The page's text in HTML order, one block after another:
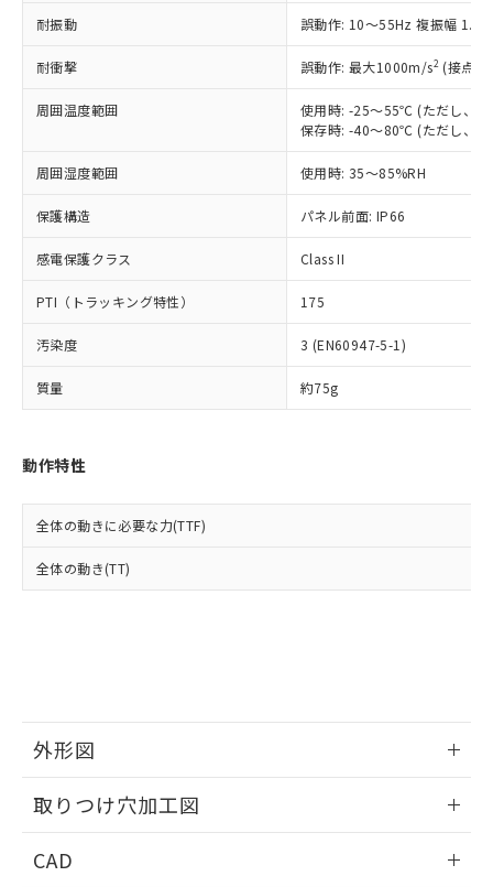
耐振動 誤動作: 10～55Hz 複振幅
耐衝撃 誤動作: 最大1000m/s2 (接点
周囲温度範囲
使用時: -25～55℃ (ただし、氷
保存時: -40～80℃ (ただし、氷
周囲湿度範囲 使用時: 35～85%RH
保護構造 パネル前面: IP66
感電保護クラス Class II
PTI（トラッキング特性） 175
汚染度 3 (EN60947-5-1)
質量 約75g
動作特性
全体の動きに必要な力(TTF)
全体の動き(TT)
外形図
取りつけ穴加工図
CAD
記載している更新日時点での社内デー
タに基づき作成されるものであり、閲
覧された時点での実際の在庫および標
準価格とは異なる場合があることをご
正式な納期状況および標準価格はお客
様のお取引先、またはお客様担当のオ
ムロン制御機器販売店・当社販売員に
オムロン制御機器販売店や当社販売拠
販売ネットワーク
」をご確認
ください。
在庫状況および標準価格結果を当社の
事前の承諾なく第三者に漏洩または開
示しないようお願いします。
マイパーツ機能（部品リスト作成サー
ビス）をご利用いただくには、I-Web
メンバーズにご登録されている必要が
および当社の共同利用者が、当社の製
品・サービスに関するお客様との取
をご了承ください。
※当社の共同利用者とは、"個人情報
鉛(Pb) 1000ppm以下、 水銀(Hg) 1000ppm以下、 カド
六価クロム(Cr(Ⅵ)) 1000ppm以下、ポリ臭化ビフェニル
類(PBB) 1000ppm以下、ポリ臭化ジフェニルエーテル類
(PBDE) 1000ppm以下、フタル酸ビス(2-エチルヘキシ
ル) (DEHP)(別名：DOP) 1000ppm以下、フタル酸ブチ
ルベンジル（BBP） 1000ppm以下、フタル酸ジブチル
（DBP） 1000ppm以下、フタル酸ジイソブチル
(DIBP) 1000ppm以下
但し、RoHS指令で産業用監視および制御機器に対する
適用除外項目は除く。
フタル酸エステル類の４物質については閾値を超える意
図的な使用がないことを確認しています。
※2 対応予定月
部品在庫の切り替え状況などにより、予定
月が前後することがあります。
下記の非含有証明書をダウンロードするこ
とができます。
EU RoHS指令（10物質）の非含有証明書
物質の対応では、対応完了までの期間は出
荷製品に未対応品が混在することから備考
既に当社にて対応品への在庫切替を完了
していることから、特段のことがない限
り、2022年1月12日より割愛しておりま
*中国RoHS10物質の基準値 (GB/T26572)：
Pb(鉛) :1000ppm、 Hg(水銀) : 1000ppm、 Cd(カドミウ
Cr(Ⅵ)(六価クロム) : 1000ppm、 PBBs(ポリ臭化ビフェ
ニル類) : 1000ppm、 PBDEs(ポリ臭化ジフェニルエーテ
ル) : 1000ppm、
DEHP(フタル酸ビス(2-エチルヘキシル)) : 1000ppm
※2 環境保護使用期限
「ｅ」：有害物質（10物質）のすべてが基
準値以下であることを示します。
「10」：通常の使用状況下において有害物
質が外部に漏えいし、環境に深刻な影響を
及ぼさない年数を意味します。
（以下｢規制貨物等」という）を輸出
または国外への提供する場合は、日本
国政府の輸出許可(または役務取引許
可)を取得するなどの必要な手続きを
当社は規制貨物を破棄する場合は、完
全に破砕するなど、違法に輸出されな
いよう必要な手段を講じます。
当社は貴社製品を、核兵器、ミサイ
ル、化学兵器、生物兵器またはその他
武器並びにこれらの製造装置等に一切
使用いたしません。
当社は、貴社製品を第三者に販売する
場合は、上記1、2および3の内容を当
該第三者に通知します。また当社は、
販売先および販売に係わる関係者が違
法に輸出するおそれがある場合は、取
り引きをいたしません。
○ 一定数以上の在庫あり
△ 一定数には満たないが在庫あり
在庫なし(最新の在庫状況につ
いては、お客様のお取引先、ま
たはお客様担当のオムロン制御
機器販売店・当社販売員にご確
認ください)
受注生産機種、また在庫状況の
情報を公開していない機種